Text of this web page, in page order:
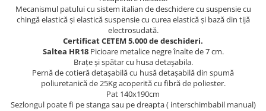
Mecanismul patului cu sistem italian de deschidere cu suspensie cu
chingă elastică și elastică suspensie cu curea elastică și bază din tijă
electrosudată.
Certificat CETEM 5.000 de deschideri.
Saltea HR18Picioare metalice negre înalte de 7 cm.
Brațe și spătar cu husa detașabila.
Pernă de cotieră detașabilă cu husă detașabilă din spumă
poliuretanică de 25Kg acoperită cu fibră de poliester.
Pat 140x190cm
Sezlongul poate fi pe stanga sau pe dreapta ( interschimbabil manual)